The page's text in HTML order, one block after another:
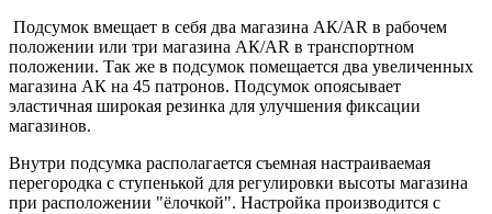
Подсумок вмещает в себя два магазина АК/AR в рабочем
положении или три магазина АК/AR в транспортном
положении. Так же в подсумок помещается два увеличенных
магазина АК на 45 патронов. Подсумок опоясывает
эластичная широкая резинка для улучшения фиксации
магазинов.
Внутри подсумка располагается съемная настраиваемая
перегородка с ступенькой для регулировки высоты магазина
при расположении "ёлочкой". Настройка производится с